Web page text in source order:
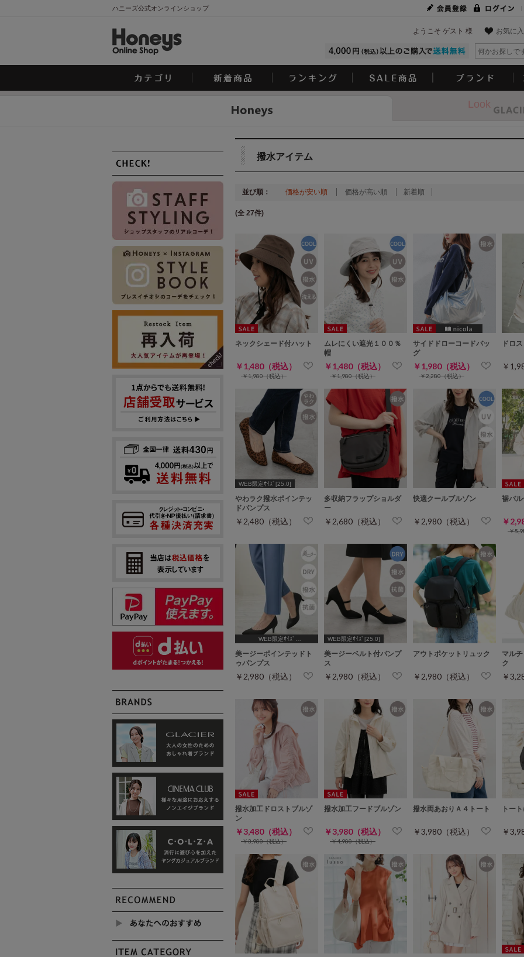
ハニーズ公式オンラインショップ
お気に入
ようこそ ゲスト 様
Look
撥水アイテム
並び順： 価格が安い順 価格が高い順 新着順
(全 27件)
ネックシェード付ハット
￥1,480（税込）
￥1,980（税込）
ムレにくい遮光１００％
帽
￥1,480（税込）
￥1,980（税込）
サイドドローコードバッ
グ
￥1,980（税込）
￥2,280（税込）
ドロ
￥
WEB限定ｻｲｽﾞ[25.0]
やわラク撥水ポインテッ
ドパンプス
￥2,480（税込）
多収納フラップショルダ
ー
￥2,680（税込）
快適クールブルゾン
￥2,980（税込）
裾バ
￥
￥
WEB限定ｻｲｽﾞ
美ージーポインテッドト
ゥパンプス
￥2,980（税込）
WEB限定ｻｲｽﾞ[25.0]
美ージーベルト付パンプ
ス
￥2,980（税込）
アウトポケットリュック
￥2,980（税込）
マル
ク
￥
撥水加工ドロストブルゾ
ン
￥3,480（税込）
￥3,980（税込）
撥水加工フードブルゾン
￥3,980（税込）
￥4,980（税込）
撥水両あおりＡ４トート
￥3,980（税込）
トー
￥